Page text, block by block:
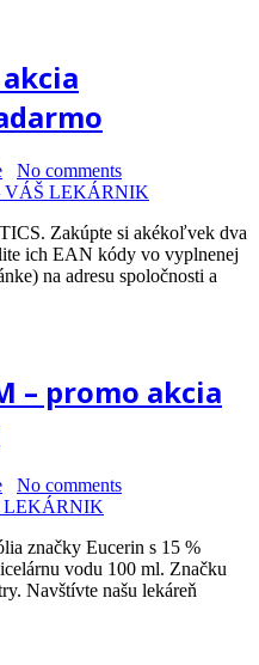
akcia
No comments
Zakúpte si akékoľvek dva
ich EAN kódy vo vyplnenej
na adresu spoločnosti a
– promo akcia
No comments
značky Eucerin s 15 %
vodu 100 ml. Značku
Navštívte našu lekáreň